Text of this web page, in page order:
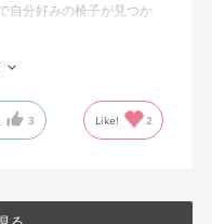
自分好みの椅子が見つか
トで家に置くのに最適で
す。
あったので固定肘の物を
ジョンもバイカラーなど
3 Like! 2